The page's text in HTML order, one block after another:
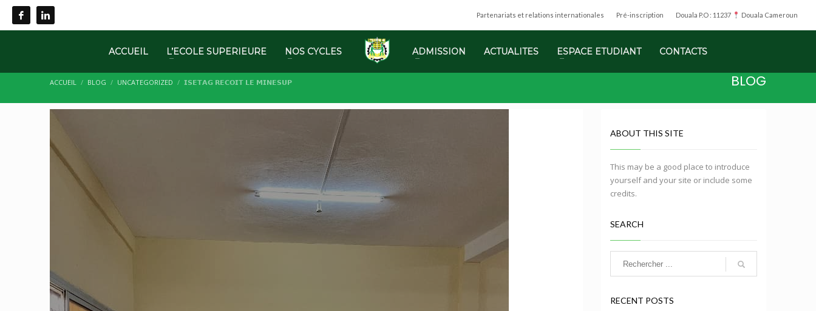
Partenariats et relations internationales Pré-inscription Douala P.O : 11237 Douala Cameroun
ACCUEIL L’ECOLE SUPERIEURE NOS CYCLES ADMISSION ACTUALITES ESPACE ETUDIANT CONTACTS
ACCUEIL BLOG UNCATEGORIZED 𝗜𝗦𝗘𝗧𝗔𝗚 𝗥𝗘𝗖𝗢𝗜𝗧 𝗟𝗘 𝗠𝗜𝗡𝗘𝗦𝗨𝗣 BLOG
ABOUT THIS SITE
This may be a good place to introduce
yourself and your site or include some
credits.
SEARCH
RECENT POSTS